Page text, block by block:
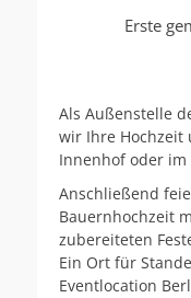
Erste
Als Außenstelle
wir Ihre Hochzeit
Innenhof oder
Anschließend
Bauernhochzeit
zubereiteten
Ein Ort für
Eventlocation